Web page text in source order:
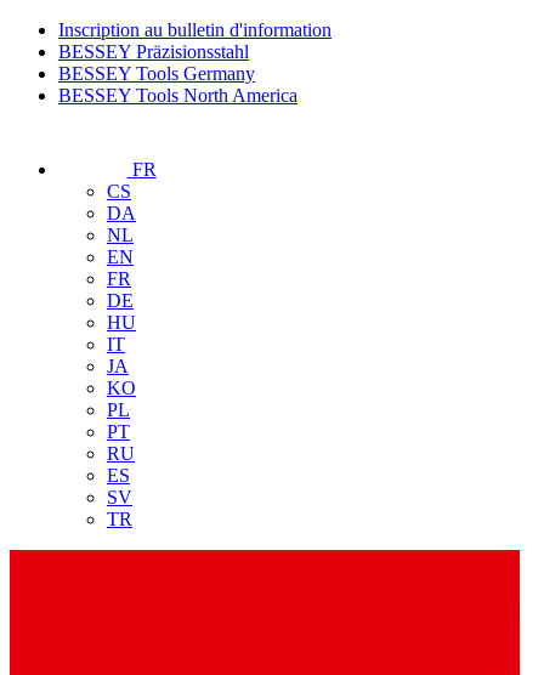
Inscription au bulletin d'information
BESSEY Präzisionsstahl
BESSEY Tools Germany
BESSEY Tools North America
FR
CS
DA
NL
EN
FR
DE
HU
IT
JA
KO
PL
PT
RU
ES
SV
TR